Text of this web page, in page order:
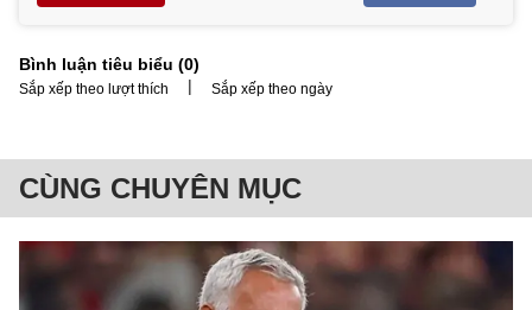
Bình luận tiêu biểu (0)
Sắp xếp theo lượt thích | Sắp xếp theo ngày
CÙNG CHUYÊN MỤC